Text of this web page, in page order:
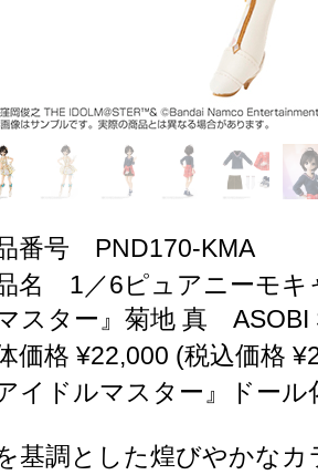
番号 PND170-KMA
名 1／6ピュアニーモキ
スター』菊地 真 ASOBI
価格 ¥22,000 (税込価格
アイドルマスター』ドー
基調とした煌びやかな